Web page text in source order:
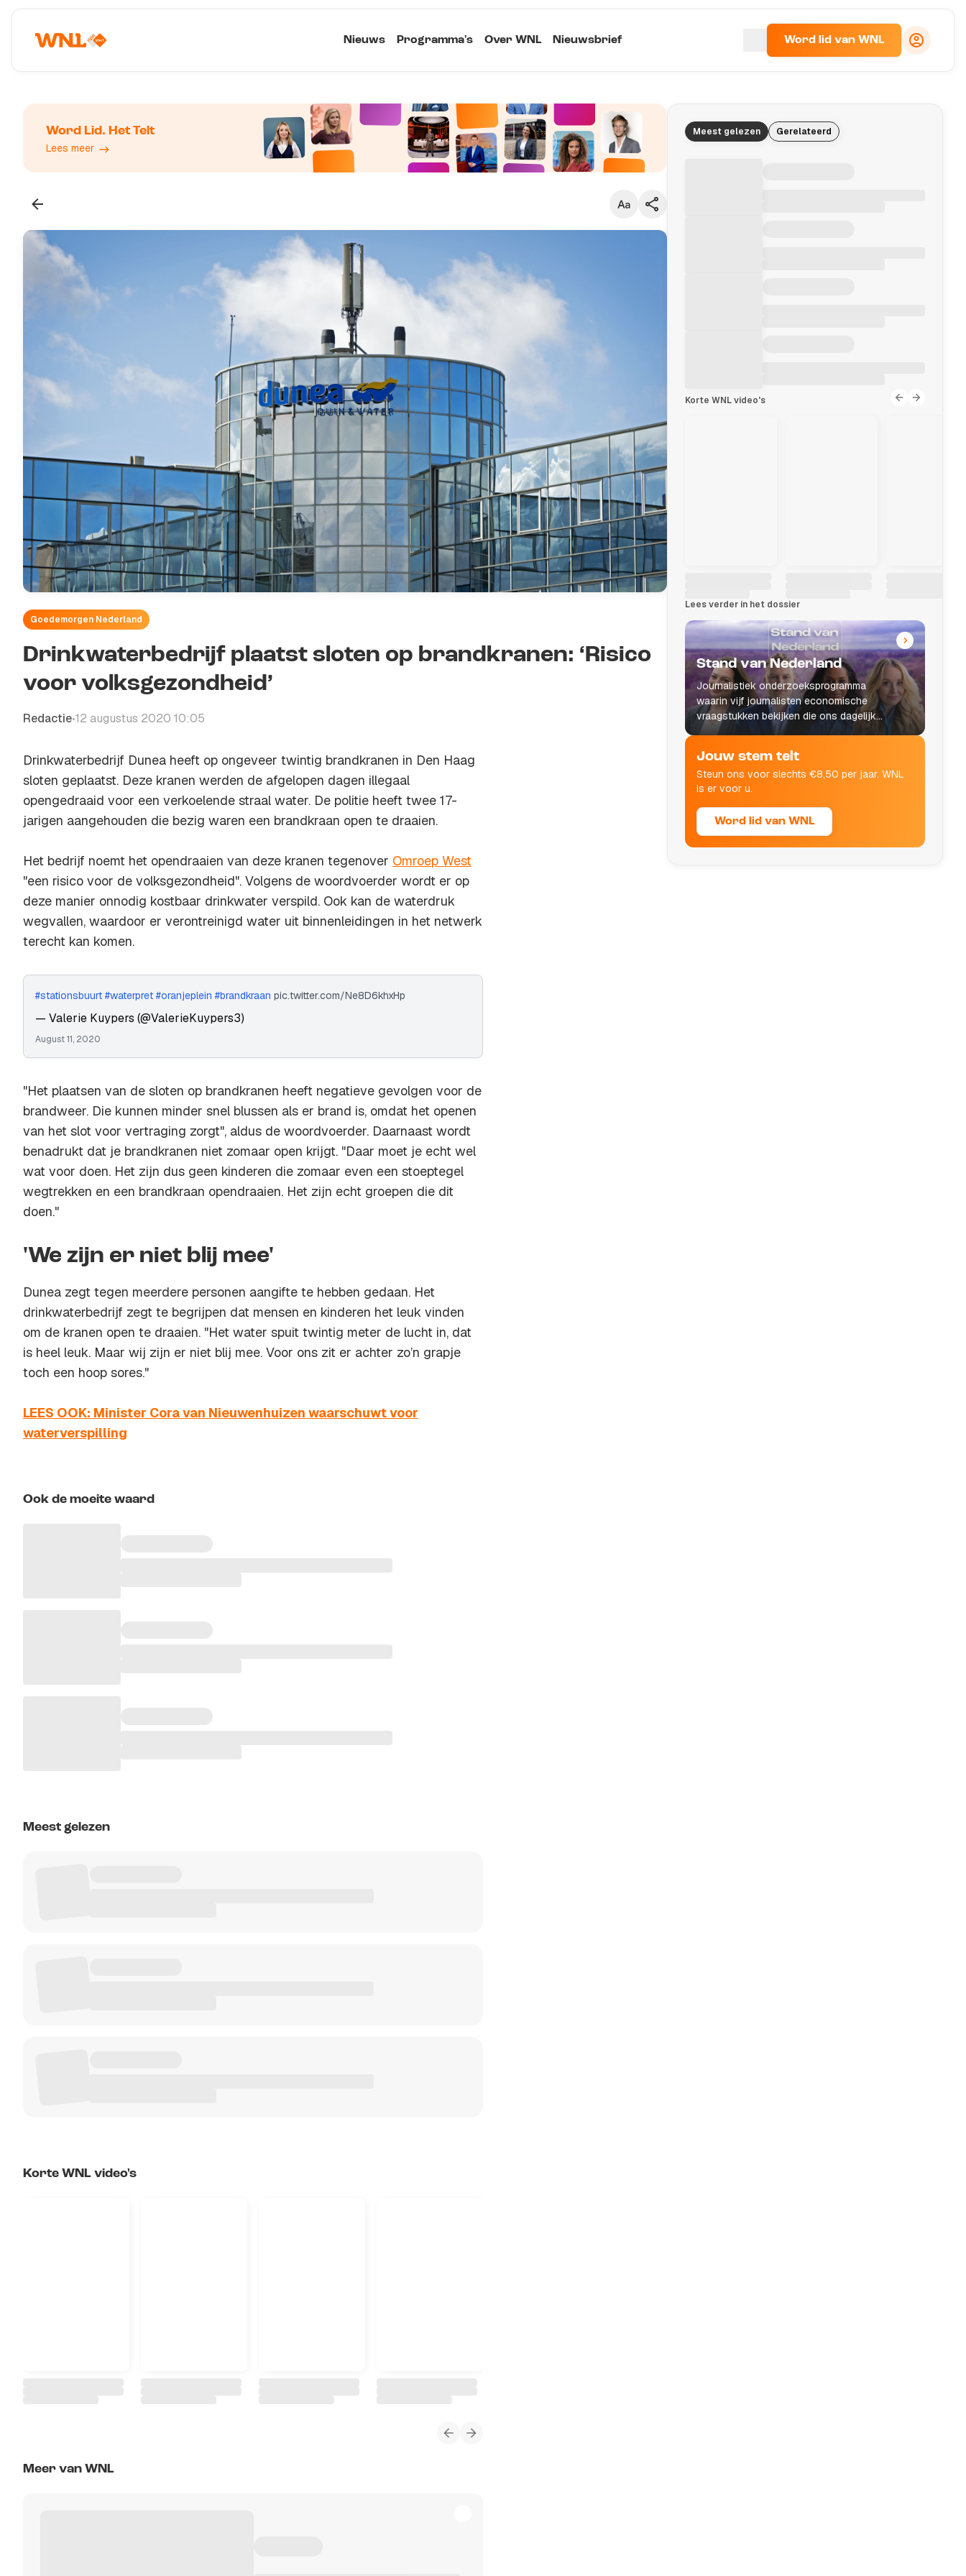
Nieuws Programma's Over WNL Nieuwsbrief Word lid van WNL
Word Lid. Het Telt
Lees meer
Goedemorgen Nederland
Drinkwaterbedrijf plaatst sloten op brandkranen: ‘Risico
voor volksgezondheid’
Redactie•12 augustus 2020 10:05
Drinkwaterbedrijf Dunea heeft op ongeveer twintig brandkranen in Den Haag
sloten geplaatst. Deze kranen werden de afgelopen dagen illegaal
opengedraaid voor een verkoelende straal water. De politie heeft twee 17-
jarigen aangehouden die bezig waren een brandkraan open te draaien.
Het bedrijf noemt het opendraaien van deze kranen tegenover Omroep West
"een risico voor de volksgezondheid". Volgens de woordvoerder wordt er op
deze manier onnodig kostbaar drinkwater verspild. Ook kan de waterdruk
wegvallen, waardoor er verontreinigd water uit binnenleidingen in het netwerk
terecht kan komen.
#stationsbuurt #waterpret #oranjeplein #brandkraan pic.twitter.com/Ne8D6khxHp
— Valerie Kuypers (@ValerieKuypers3)
August 11, 2020
"Het plaatsen van de sloten op brandkranen heeft negatieve gevolgen voor de
brandweer. Die kunnen minder snel blussen als er brand is, omdat het openen
van het slot voor vertraging zorgt", aldus de woordvoerder. Daarnaast wordt
benadrukt dat je brandkranen niet zomaar open krijgt. "Daar moet je echt wel
wat voor doen. Het zijn dus geen kinderen die zomaar even een stoeptegel
wegtrekken en een brandkraan opendraaien. Het zijn echt groepen die dit
doen."
'We zijn er niet blij mee'
Dunea zegt tegen meerdere personen aangifte te hebben gedaan. Het
drinkwaterbedrijf zegt te begrijpen dat mensen en kinderen het leuk vinden
om de kranen open te draaien. "Het water spuit twintig meter de lucht in, dat
is heel leuk. Maar wij zijn er niet blij mee. Voor ons zit er achter zo’n grapje
toch een hoop sores."
LEES OOK: Minister Cora van Nieuwenhuizen waarschuwt voor
waterverspilling
Ook de moeite waard
Meest gelezen
Korte WNL video's
Meer van WNL
Meest gelezen Gerelateerd
Korte WNL video's
Lees verder in het dossier
Stand van Nederland
Journalistiek onderzoeksprogramma
waarin vijf journalisten economische
vraagstukken bekijken die ons dagelijks
leven raken.
Jouw stem telt
Steun ons voor slechts €8,50 per jaar. WNL
is er voor u.
Word lid van WNL